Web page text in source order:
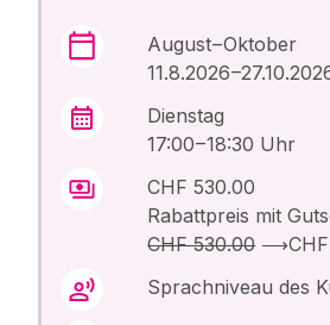
August – Oktober
11.8.2026
Dienstag
17:00 – 18:30 Uhr
CHF 530.00
Rabattpreis mit
CHF 530.00⟶
Sprachniveau des